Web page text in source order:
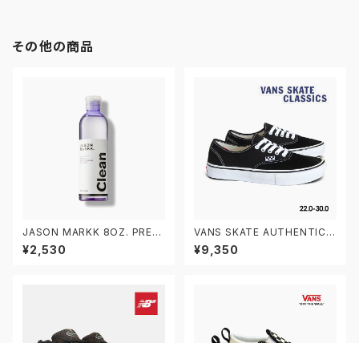
その他の商品
JASON MARKK 8OZ. PREMI
UM DEEP CLEANING SOLU
TION ジェイソンマーク 8オン
¥2,530
VANS SKATE AUTHENTIC V
N0A5FC8Y28 22.0-30.0 ヴ
ァンズ スケートオーセンティック
¥9,350